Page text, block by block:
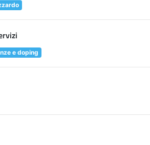
e doping